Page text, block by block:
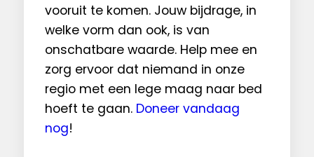
vooruit te komen. Jouw bijdrage, in
welke vorm dan ook, is van
onschatbare waarde. Help mee en
zorg ervoor dat niemand in onze
regio met een lege maag naar bed
hoeft te gaan. Doneer vandaag
nog!